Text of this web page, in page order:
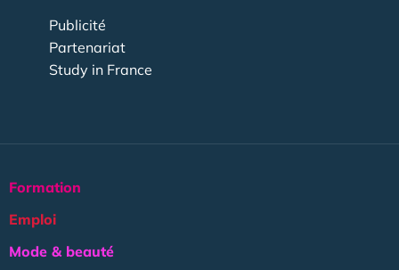
Publicité
Partenariat
Study in France
Formation
Emploi
Mode & beauté